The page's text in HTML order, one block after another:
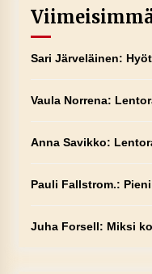
Sari Järveläinen:
Vaula Norrena:
Anna Savikko:
Pauli Fallstrom.:
Juha Forsell: Miksi